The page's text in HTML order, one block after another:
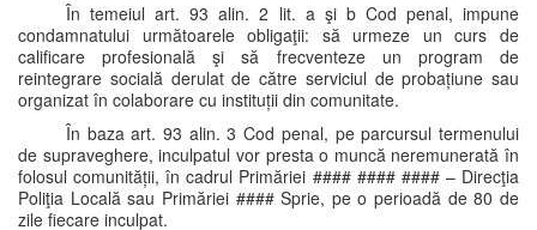
În temeiul art. 93 alin. 2 lit. a şi b Cod penal, impune
condamnatului următoarele obligaţii: să urmeze un curs de
calificare profesională şi să frecventeze un program de
reintegrare socială derulat de către serviciul de probațiune sau
organizat în colaborare cu instituții din comunitate.
În baza art. 93 alin. 3 Cod penal, pe parcursul termenului
de supraveghere, inculpatul vor presta o muncă neremunerată în
folosul comunității, în cadrul Primăriei #### #### #### – Direcţia
Poliţia Locală sau Primăriei #### Sprie, pe o perioadă de 80 de
zile fiecare inculpat.